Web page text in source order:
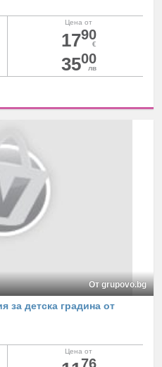
Цена от
1790
€
3500
лв
От grupovo.bg
за детска градина от
Цена от
76